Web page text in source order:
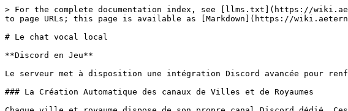
> For the complete documentation index, see [llms.txt](https://
to page URLs; this page is available as [Markdown](https://
# Le chat vocal local
**Discord en Jeu**
Le serveur met à disposition une intégration Discord avancée pour
### La Création Automatique des canaux de Villes et de Royaumes